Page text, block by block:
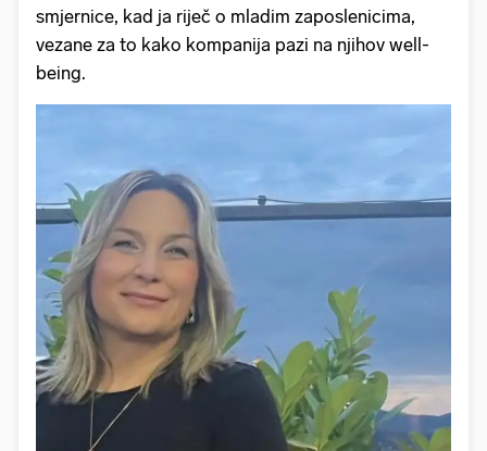
smjernice, kad ja riječ o mladim zaposlenicima,
vezane za to kako kompanija pazi na njihov well-
being.